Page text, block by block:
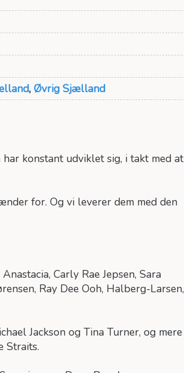
,Øvrig Sjælland
konstant udviklet sig, i takt med at
for. Og vi leverer dem med den
Carly Rae Jepsen, Sara
Ray Dee Ooh, Halberg-Larsen,
Jackson og Tina Turner, og mere
Straits.